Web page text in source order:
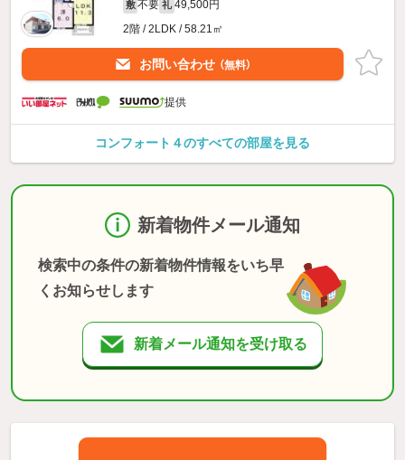
敷 不要 礼 49,500円
2階 / 2LDK / 58.21㎡
お問い合わせ （無料）
提供
コンフォート４のすべての部屋を見る
新着物件メール通知
検索中の条件の新着物件情報をいち早
くお知らせします
新着メール通知を受け取る